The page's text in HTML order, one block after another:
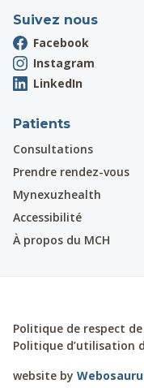
Suivez nous
Facebook
Instagram
LinkedIn
Patients
Consultations
Prendre rendez-vous
Mynexuzhealth
Accessibilité
À propos du MCH
Politique de respect
Politique d’utilisation
website by